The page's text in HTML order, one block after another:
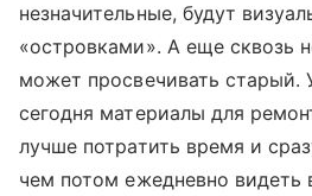
незначительные, будут
«островками». А еще сквозь
может просвечивать старый.
сегодня материалы для
лучше потратить время и
чем потом ежедневно видеть